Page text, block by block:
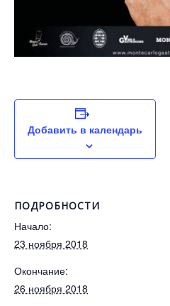
Добавить в календарь
ПОДРОБНОСТИ
Начало:
23 ноября 2018
Окончание:
26 ноября 2018